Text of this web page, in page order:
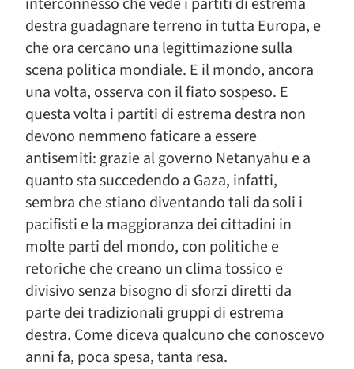
destra guadagnare terreno in tutta Europa, e
che ora cercano una legittimazione sulla
scena politica mondiale. E il mondo, ancora
una volta, osserva con il fiato sospeso. E
questa volta i partiti di estrema destra non
devono nemmeno faticare a essere
antisemiti: grazie al governo Netanyahu e a
quanto sta succedendo a Gaza, infatti,
sembra che stiano diventando tali da soli i
pacifisti e la maggioranza dei cittadini in
molte parti del mondo, con politiche e
retoriche che creano un clima tossico e
divisivo senza bisogno di sforzi diretti da
parte dei tradizionali gruppi di estrema
destra. Come diceva qualcuno che conoscevo
anni fa, poca spesa, tanta resa.